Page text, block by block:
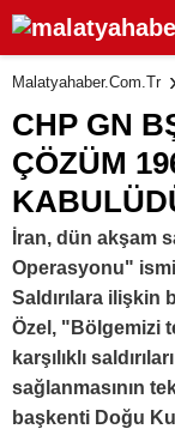
Malatyahaber.com.tr
CHP GN
ÇÖZÜM
İran, dün akşam
Operasyonu"
Saldırılara ilişkin
Özel, "Bölgemizi
karşılıklı
sağlanmasının
başkenti Doğu